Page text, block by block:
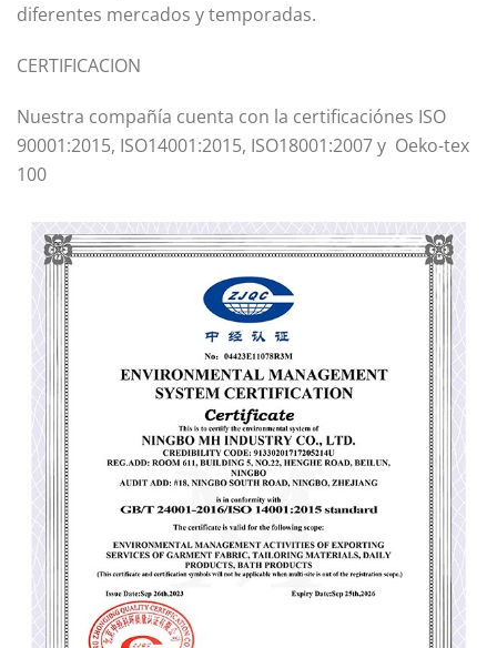
diferentes mercados y temporadas.
CERTIFICACION
Nuestra compañía cuenta con la certificaciónes ISO
90001:2015, ISO14001:2015, ISO18001:2007 y Oeko-tex
100